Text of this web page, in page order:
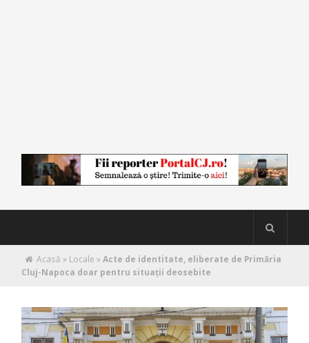
Acasă » Locale »Acte de identitate, eliberate de Primăria
Cluj-Napoca doar pentru situații deosebite